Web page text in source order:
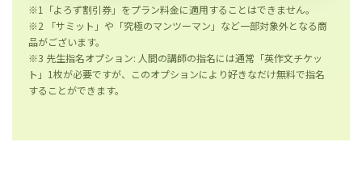
※1「よろず割引券」をプラン料金に適用することはできません。
※2 「サミット」や「究極のマンツーマン」など一部対象外となる商
品がございます。
※3 先生指名オプション: 人間の講師の指名には通常「英作文チケッ
ト」1枚が必要ですが、このオプションにより好きなだけ無料で指名
することができます。